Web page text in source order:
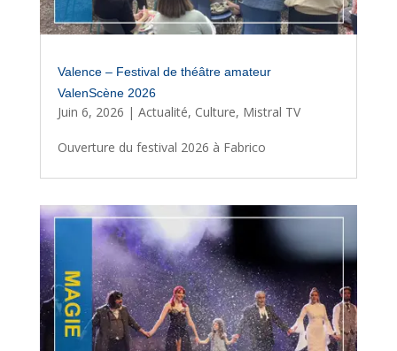
Valence – Festival de théâtre amateur
ValenScène 2026
Juin 6, 2026 | Actualité, Culture, Mistral TV
Ouverture du festival 2026 à Fabrico